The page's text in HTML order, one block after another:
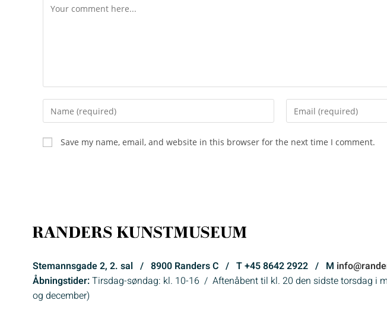
Save my name, email, and website in this browser for the next time I comment.
Stemannsgade 2, 2. sal / 8900 Randers C / T +45 8642 2922 / M
Åbningstider:Tirsdag-søndag: kl. 10-16 / Aftenåbent til kl. 20 den sidste torsdag i
og december)